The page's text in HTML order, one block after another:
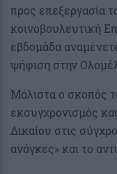
προς επεξεργασία
κοινοβουλευτική
εβδομάδα
ψήφιση στην
Μάλιστα ο σκοπός
εκσυγχρονισμός
Δικαίου στις
ανάγκες» και το